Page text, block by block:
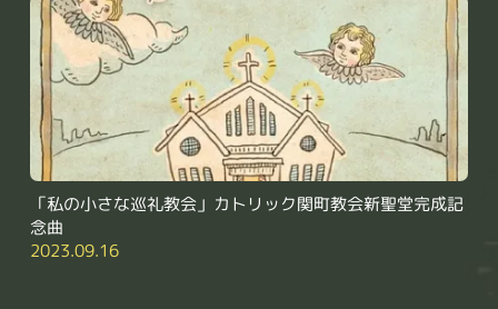
「私の小さな巡礼教会」カトリック関町教会新聖堂完成記
念曲
2023.09.16